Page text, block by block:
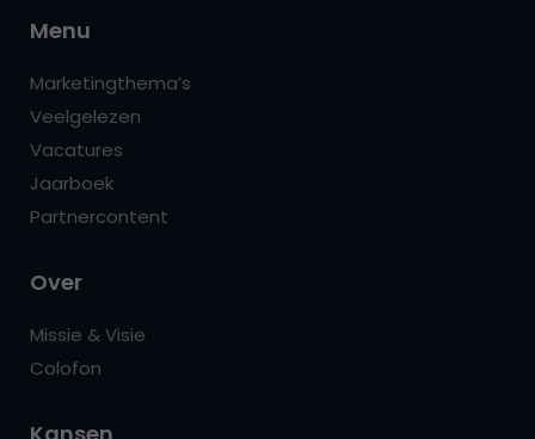
Menu
Marketingthema’s
Veelgelezen
Vacatures
Jaarboek
Partnercontent
Over
Missie & Visie
Colofon